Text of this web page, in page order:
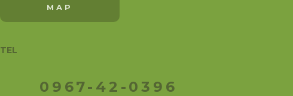
MAP
TEL
0967-42-0396